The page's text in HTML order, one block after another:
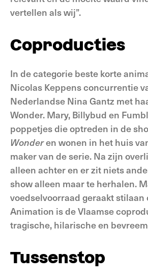
vertellen als wij”.
Coproducties
In de categorie beste korte
Nicolas Keppens concurrentie
Nederlandse Nina Gantz met
Wonder. Mary, Billybud en
poppetjes die optreden in de
Wonderen wonen in het huis
maker van de serie. Na zijn
alleen achter en er zit niets
show alleen maar te herhalen.
voedselvoorraad geraakt stilaan
Animation is de Vlaamse
tragische, hilarische en
Tussenstop